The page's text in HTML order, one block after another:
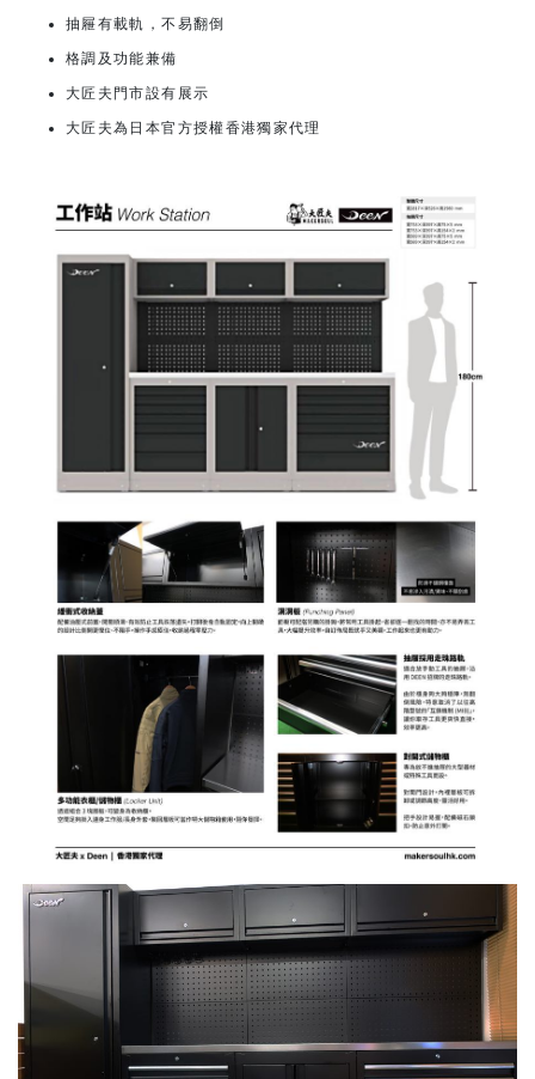
抽屜有載軌，不易翻倒
格調及功能兼備
大匠夫門市設有展示
大匠夫為日本官方授權香港獨家代理